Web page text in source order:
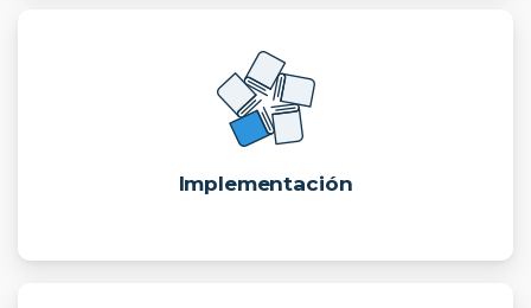
Implementación